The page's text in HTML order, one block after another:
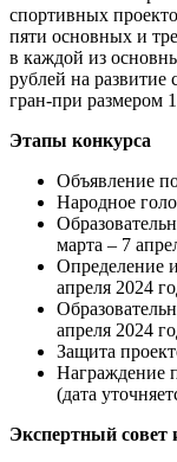
спортивных
пяти основных и
в каждой из
рублей на развитие
гран-при размером
Этапы конкурса
Объявление
Народное
марта – 7
Определение
апреля 2024
апреля 2024
Защита
Награждение
(дата
Экспертный совет